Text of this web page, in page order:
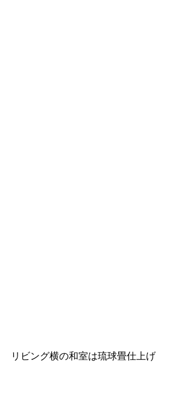
リビング横の和室は琉球畳仕上げ